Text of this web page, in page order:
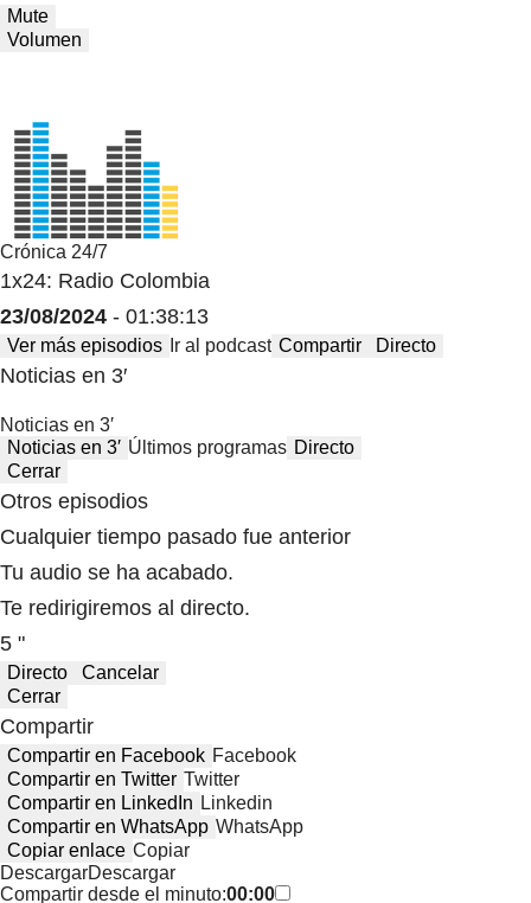
Mute
Volumen
Crónica 24/7
1x24: Radio Colombia
23/08/2024 - 01:38:13
Ver más episodios Ir al podcast Compartir Directo
Noticias en 3′
Noticias en 3′
Noticias en 3′ Últimos programas Directo
Cerrar
Otros episodios
Cualquier tiempo pasado fue anterior
Tu audio se ha acabado.
Te redirigiremos al directo.
5 "
Directo
Cancelar
Cerrar
Compartir
Compartir en Facebook Facebook
Compartir en Twitter Twitter
Compartir en LinkedIn Linkedin
Compartir en WhatsApp WhatsApp
Copiar enlace Copiar
DescargarDescargar
Compartir desde el minuto:00:00